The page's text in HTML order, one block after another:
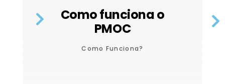
Como funciona o
PMOC
Como Funciona?